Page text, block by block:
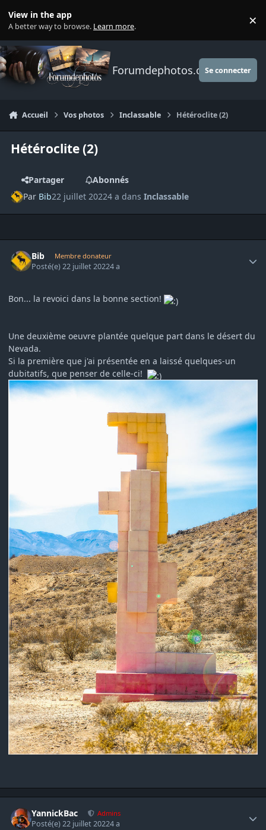
View in the app
A better way to browse. Learn more. ×
Forumdephotos.comSe connecter
Accueil Vos photos Inclassable Hétéroclite (2)
Hétéroclite (2)
Partager
Abonnés
Par Bib22 juillet 20224 a dansInclassable
Bib Membre donateur
Posté(e)22 juillet 20224 a
Bon... la revoici dans la bonne section!
Une deuxième oeuvre plantée quelque part dans le désert du
Nevada.
Si la première que j'ai présentée en a laissé quelques-un
dubitatifs, que penser de celle-ci!
YannickBac Admins
Posté(e)22 juillet 20224 a